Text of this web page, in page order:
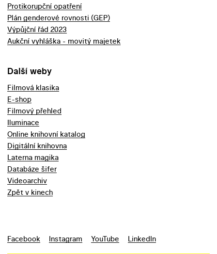
Protikorupční opatření
Plán genderové rovnosti (GEP)
Výpůjční řád 2023
Aukční vyhláška - movitý majetek
Další weby
Filmová klasika
E-shop
Filmový přehled
Iluminace
Online knihovní katalog
Digitální knihovna
Laterna magika
Databáze šifer
Videoarchiv
Zpět v kinech
Facebook Instagram YouTube LinkedIn